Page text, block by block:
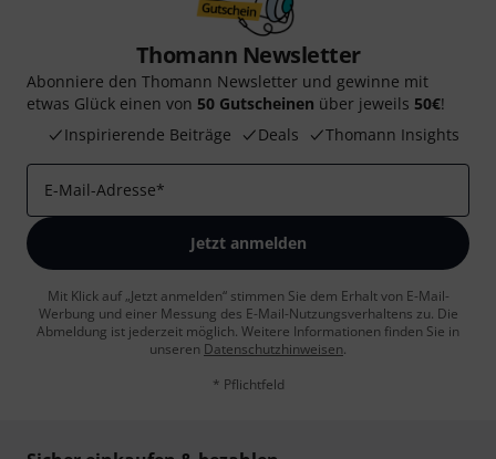
Thomann Newsletter
Abonniere den Thomann Newsletter und gewinne mit
etwas Glück einen von 50 Gutscheinen über jeweils 50€!
Inspirierende Beiträge
Deals Thomann Insights
E-Mail-Adresse*
Jetzt anmelden
Mit Klick auf „Jetzt anmelden“ stimmen Sie dem Erhalt von E-Mail-
Werbung und einer Messung des E-Mail-Nutzungsverhaltens zu. Die
Abmeldung ist jederzeit möglich. Weitere Informationen finden Sie in
unseren Datenschutzhinweisen.
* Pflichtfeld